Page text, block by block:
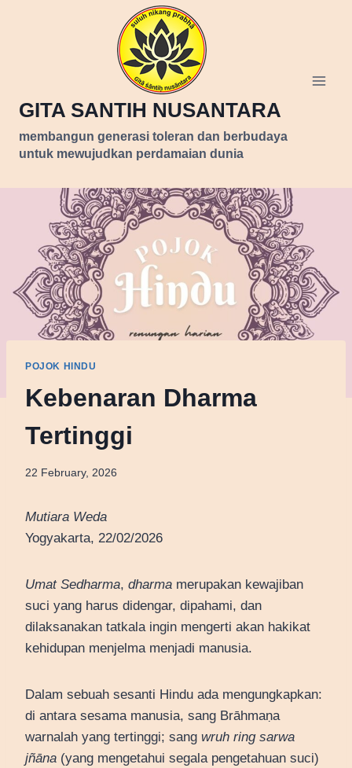
GITA SANTIH NUSANTARA
membangun generasi toleran dan berbudaya
untuk mewujudkan perdamaian dunia
POJOK HINDU
Kebenaran Dharma
Tertinggi
22 February, 2026
Mutiara Weda
Yogyakarta, 22/02/2026
Umat Sedharma, dharma merupakan kewajiban
suci yang harus didengar, dipahami, dan
dilaksanakan tatkala ingin mengerti akan hakikat
kehidupan menjelma menjadi manusia.
Dalam sebuah sesanti Hindu ada mengungkapkan:
di antara sesama manusia, sang Brāhmaṇa
warnalah yang tertinggi; sang wruh ring sarwa
jñāna (yang mengetahui segala pengetahuan suci)